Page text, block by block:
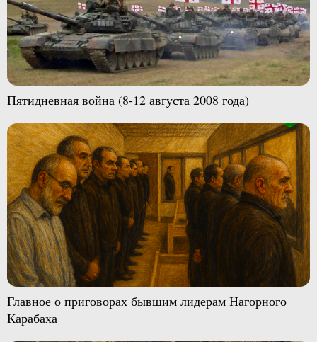
Пятидневная война (8-12 августа 2008 года)
Главное о приговорах бывшим лидерам Нагорного
Карабаха